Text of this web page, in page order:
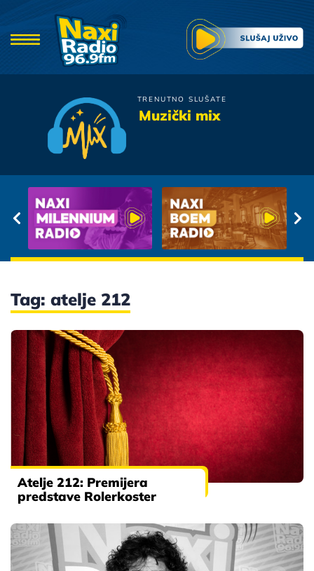
TRENUTNO SLUŠATE
Muzički mix
Tag: atelje 212
Atelje 212: Premijera
predstave Rolerkoster